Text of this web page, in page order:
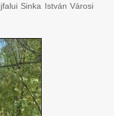
Sinka István Városi